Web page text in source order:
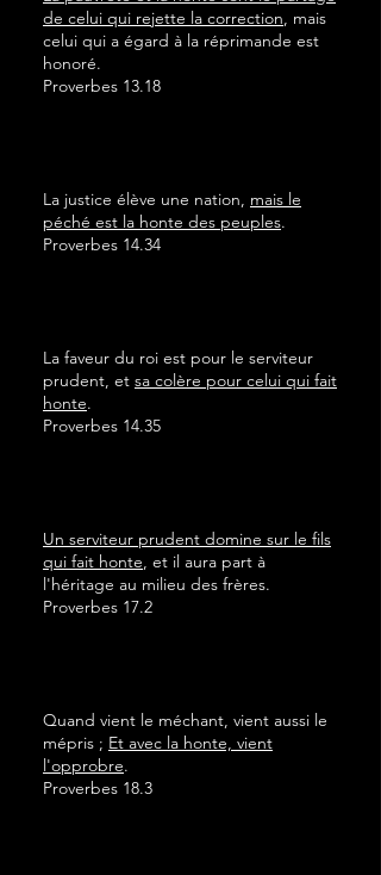
de celui qui rejette la correction, mais
celui qui a égard à la réprimande est
honoré.
Proverbes 13.18
La justice élève une nation, mais le
péché est la honte des peuples.
Proverbes 14.34
La faveur du roi est pour le serviteur
prudent, et sa colère pour celui qui fait
honte.
Proverbes 14.35
Un serviteur prudent domine sur le fils
qui fait honte, et il aura part à
l'héritage au milieu des frères.
Proverbes 17.2
Quand vient le méchant, vient aussi le
mépris ; Et avec la honte, vient
l'opprobre.
Proverbes 18.3